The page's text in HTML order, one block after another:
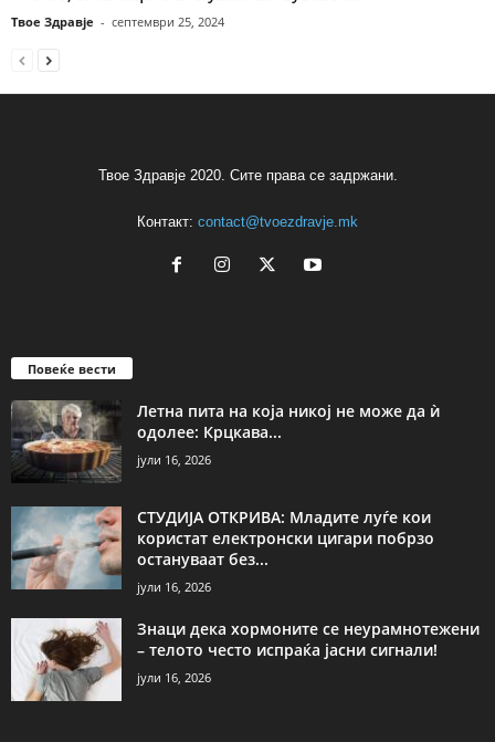
Твое Здравје - септември 25, 2024
Твое Здравје 2020. Сите права се задржани.
Контакт: contact@tvoezdravje.mk
Повеќе вести
Летна пита на која никој не може да ѝ
одолее: Крцкава...
јули 16, 2026
СТУДИЈА ОТКРИВА: Младите луѓе кои
користат електронски цигари побрзо
остануваат без...
јули 16, 2026
Знаци дека хормоните се неурамнотежени
– телото често испраќа јасни сигнали!
јули 16, 2026